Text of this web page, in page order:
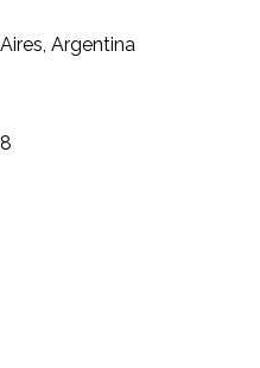
Argentina